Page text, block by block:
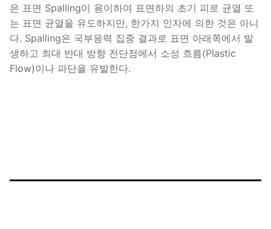
은 표면 Spalling이 용이하여 표면하의 초기 피로 균열 또
는 표면 균열을 유도하지만, 한가지 인자에 의한 것은 아니
다. Spalling은 국부응력 집중 결과로 표면 아래쪽에서 발
생하고 최대 반대 방향 전단점에서 소성 흐름(Plastic
Flow)이나 파단을 유발한다.